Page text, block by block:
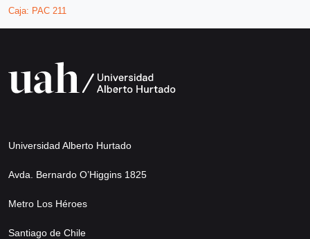
Caja: PAC 211
Universidad Alberto Hurtado
Avda. Bernardo O’Higgins 1825
Metro Los Héroes
Santiago de Chile